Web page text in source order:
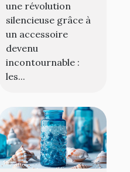
une révolution
silencieuse grâce à
un accessoire
devenu
incontournable :
les...